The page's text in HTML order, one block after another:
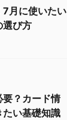
7月に使いたい
選び方
？カード情
い基礎知識